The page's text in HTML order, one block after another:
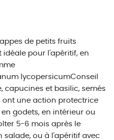
de petits fruits
idéale pour l'apéritif, en
lycopersicumConseil
capucines et basilic, semés
ont une action protectrice
godets, en intérieur ou
5-6 mois après le
salade, ou à l'apéritif avec